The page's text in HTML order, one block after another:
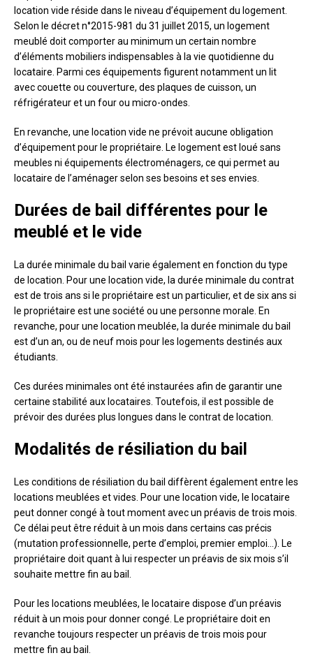
location vide réside dans le niveau d’équipement du logement.
Selon le décret n°2015-981 du 31 juillet 2015, un logement
meublé doit comporter au minimum un certain nombre
d’éléments mobiliers indispensables à la vie quotidienne du
locataire. Parmi ces équipements figurent notamment un lit
avec couette ou couverture, des plaques de cuisson, un
réfrigérateur et un four ou micro-ondes.
En revanche, une location vide ne prévoit aucune obligation
d’équipement pour le propriétaire. Le logement est loué sans
meubles ni équipements électroménagers, ce qui permet au
locataire de l’aménager selon ses besoins et ses envies.
Durées de bail différentes pour le
meublé et le vide
La durée minimale du bail varie également en fonction du type
de location. Pour une location vide, la durée minimale du contrat
est de trois ans si le propriétaire est un particulier, et de six ans si
le propriétaire est une société ou une personne morale. En
revanche, pour une location meublée, la durée minimale du bail
est d’un an, ou de neuf mois pour les logements destinés aux
étudiants.
Ces durées minimales ont été instaurées afin de garantir une
certaine stabilité aux locataires. Toutefois, il est possible de
prévoir des durées plus longues dans le contrat de location.
Modalités de résiliation du bail
Les conditions de résiliation du bail diffèrent également entre les
locations meublées et vides. Pour une location vide, le locataire
peut donner congé à tout moment avec un préavis de trois mois.
Ce délai peut être réduit à un mois dans certains cas précis
(mutation professionnelle, perte d’emploi, premier emploi…). Le
propriétaire doit quant à lui respecter un préavis de six mois s’il
souhaite mettre fin au bail.
Pour les locations meublées, le locataire dispose d’un préavis
réduit à un mois pour donner congé. Le propriétaire doit en
revanche toujours respecter un préavis de trois mois pour
mettre fin au bail.